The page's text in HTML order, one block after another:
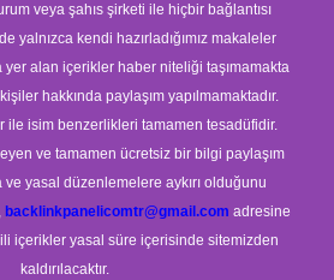
veya şahıs şirketi ile hiçbir bağlantısı
yalnızca kendi hazırladığımız makaleler
yer alan içerikler haber niteliği taşımamakta
hakkında paylaşım yapılmamaktadır.
ile isim benzerlikleri tamamen tesadüfidir.
ve tamamen ücretsiz bir bilgi paylaşım
yasal düzenlemelere aykırı olduğunu
backlinkpanelicomtr@gmail.com adresine
içerikler yasal süre içerisinde sitemizden
kaldırılacaktır.